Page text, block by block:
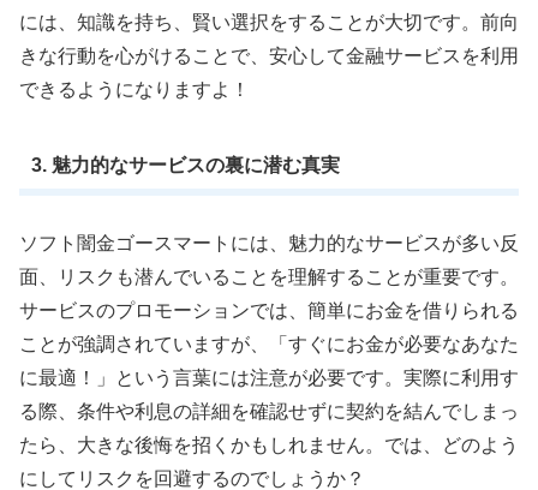
には、知識を持ち、賢い選択をすることが大切です。前向
きな行動を心がけることで、安心して金融サービスを利用
できるようになりますよ！
3. 魅力的なサービスの裏に潜む真実
ソフト闇金ゴースマートには、魅力的なサービスが多い反
面、リスクも潜んでいることを理解することが重要です。
サービスのプロモーションでは、簡単にお金を借りられる
ことが強調されていますが、「すぐにお金が必要なあなた
に最適！」という言葉には注意が必要です。実際に利用す
る際、条件や利息の詳細を確認せずに契約を結んでしまっ
たら、大きな後悔を招くかもしれません。では、どのよう
にしてリスクを回避するのでしょうか？